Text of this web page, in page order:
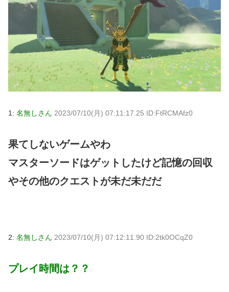
1: 名無しさん 2023/07/10(月) 07:11:17.25 ID:FtRCMAfz0
果てしないゲームやわ
マスターソードはゲットしたけど記憶の回収
やその他のクエストが未だ未だだ
2: 名無しさん 2023/07/10(月) 07:12:11.90 ID:2tk0OCqZ0
プレイ時間は？？